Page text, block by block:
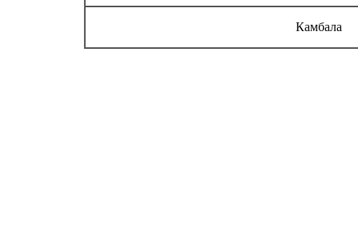
Камбала